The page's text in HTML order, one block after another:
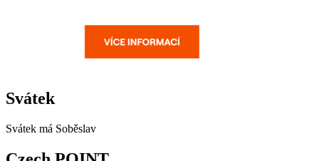
Svátek
Svátek má Soběslav